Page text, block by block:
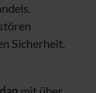
Sicherheit,